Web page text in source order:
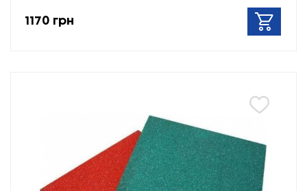
1170 грн